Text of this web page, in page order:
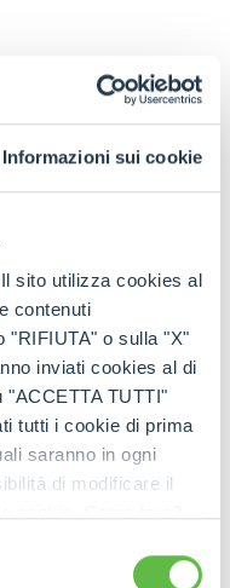
Informazioni sui cookie
sito utilizza cookies al
contenuti
"RIFIUTA" o sulla "X"
inviati cookies al di
TUTTI"
tutti i cookie di prima
saranno in ogni
di modificare il
il suo consenso" e